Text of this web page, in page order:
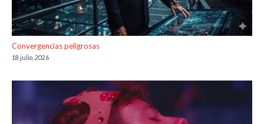
Convergencias peligrosas
18 julio, 2026